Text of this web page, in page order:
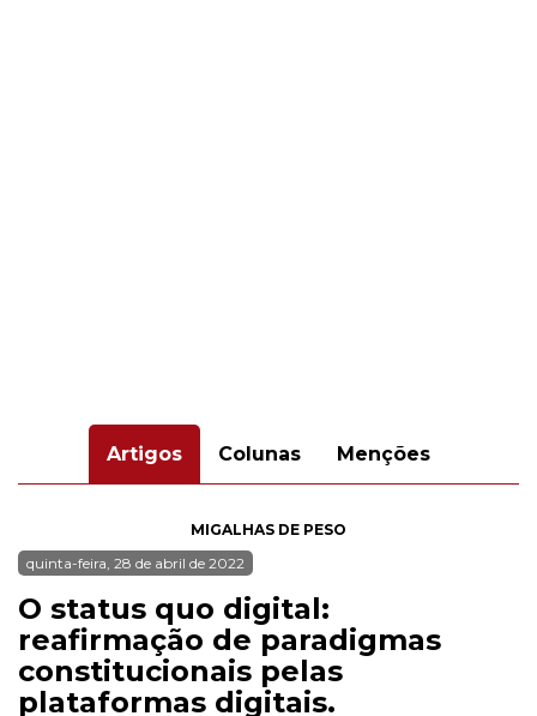
Artigos Colunas Menções
MIGALHAS DE PESO
quinta-feira, 28 de abril de 2022
O status quo digital:
reafirmação de paradigmas
constitucionais pelas
plataformas digitais.